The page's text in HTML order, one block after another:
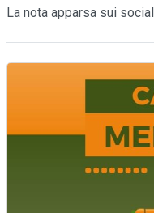
La nota apparsa sui social